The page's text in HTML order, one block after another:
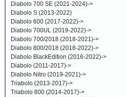
Diabolo 700 SE (2021-2024)->
Diabolo S (2013-2022)
Diabolo 600 (2017-2022)->
Diabolo 700UL (2019-2022)->
Diabolo 700/2018 (2018-2021)->
Diabolo 800/2018 (2018-2022)->
Diabolo BlackEdition (2016-2022)->
Diabolo (2011-2017)->
Diabolo Nitro (2019-2021)->
Triabolo (2013-2017)->
Triabolo 800 (2014-2017)->